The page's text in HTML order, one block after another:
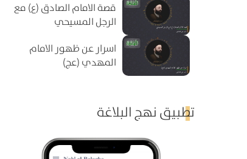
قصة الامام الصادق (ع) مع
الرجل المسيحي
اسرار عن ظهور الامام
المهدي (عج)
تطبيق نهج البلاغة